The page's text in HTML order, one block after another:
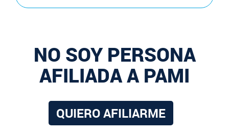
NO SOY PERSONA
AFILIADA A PAMI
QUIERO AFILIARME